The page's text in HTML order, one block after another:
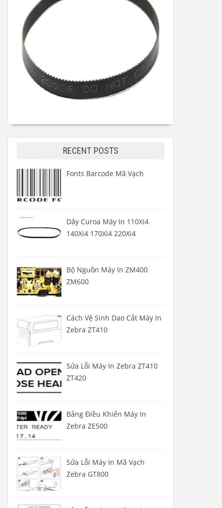
RECENT POSTS
Fonts Barcode Mã Vạch
Dây Curoa Máy In 110Xi4
140Xi4 170Xi4 220Xi4
Bộ Nguồn Máy In ZM400
ZM600
Cách Vệ Sinh Dao Cắt Máy In
Zebra ZT410
Sửa Lỗi Máy In Zebra ZT410
ZT420
Bảng Điều Khiển Máy In
Zebra ZE500
Sửa Lỗi Máy In Mã Vạch
Zebra GT800